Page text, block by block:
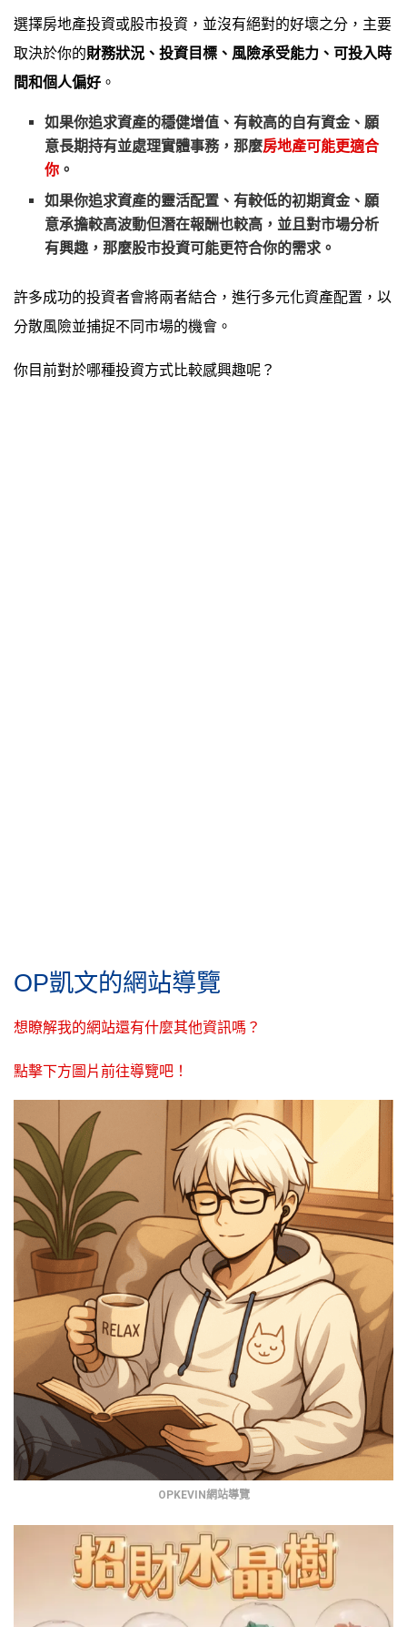
選擇房地產投資或股市投資，並沒有絕對的好壞之分，主要
取決於你的財務狀況、投資目標、風險承受能力、可投入時
間和個人偏好 。
如果你追求資產的穩健增值、有較高的自有資金、願
意長期持有並處理實體事務，那麼房地產可能更適合
你 。
如果你追求資產的靈活配置、有較低的初期資金、願
意承擔較高波動但潛在報酬也較高 ，並且對市場分析
有興趣，那麼股市投資可能更符合你的需求。
許多成功的投資者會將兩者結合，進行多元化資產配置，以
分散風險並捕捉不同市場的機會。
你目前對於哪種投資方式比較感興趣呢？
OP凱文的網站導覽
想瞭解我的網站還有什麼其他資訊嗎？
點擊下方圖片前往導覽吧！
OPKEVIN網站導覽